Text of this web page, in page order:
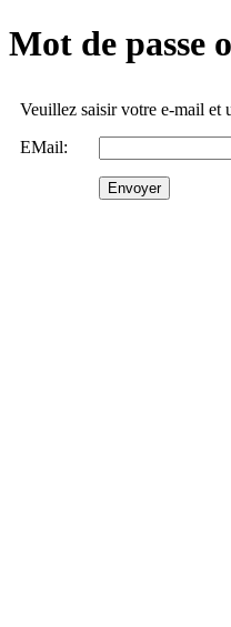
Mot de passe
Veuillez saisir votre e-mail et
EMail: